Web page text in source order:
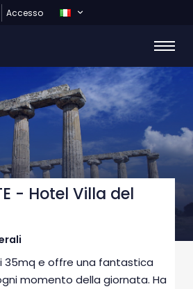
Accesso
- Hotel Villa del
35mq e offre una fantastica
momento della giornata. Ha